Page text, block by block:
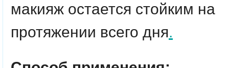
макияж остается стойким на
протяжении всего дня.